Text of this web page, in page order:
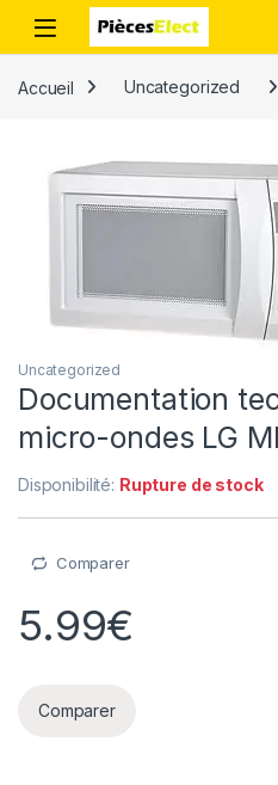
Accueil Uncategorized
Uncategorized
Documentation
micro-ondes LG
Disponibilité: Rupture de stock
Comparer
5.99€
Comparer